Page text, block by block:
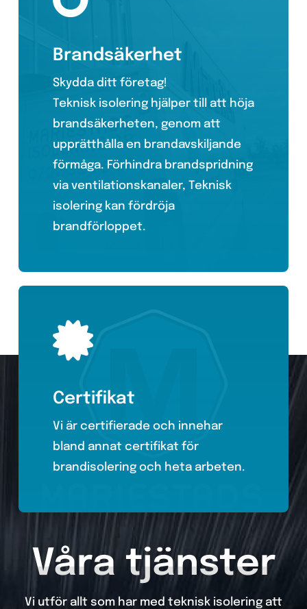
Brandsäkerhet
Skydda ditt företag!
Teknisk isolering hjälper till att höja
brandsäkerheten, genom att
upprätthålla en brandavskiljande
förmåga. Förhindra brandspridning
via ventilationskanaler, Teknisk
isolering kan fördröja
brandförloppet.
Certifikat
Vi är certifierade och innehar
bland annat certifikat för
brandisolering och heta arbeten.
Våra tjänster
Vi utför allt som har med teknisk isolering att